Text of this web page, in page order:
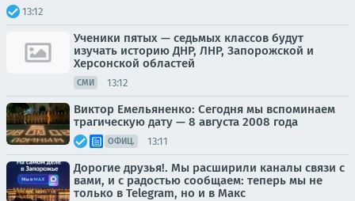
13:12
Ученики пятых — седьмых классов будут
изучать историю ДНР, ЛНР, Запорожской и
Херсонской областей
СМИ 13:12
Виктор Емельяненко: Сегодня мы вспоминаем
трагическую дату — 8 августа 2008 года
ОФИЦ. 13:11
Дорогие друзья!. Мы расширили каналы связи с
вами, и с радостью сообщаем: теперь мы не
только в Telegram, но и в Макс